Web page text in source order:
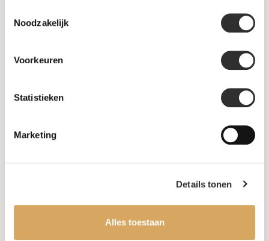
Noodzakelijk
Voorkeuren
Statistieken
Marketing
Details tonen
Alles toestaan
Maatwerk